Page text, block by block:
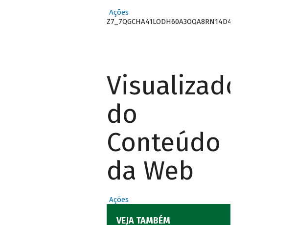
Ações
Z7_7QGCHA41LODH60A3OQA8RN14D4
Visualizador
do
Conteúdo
da Web
Ações
VEJA TAMBÉM